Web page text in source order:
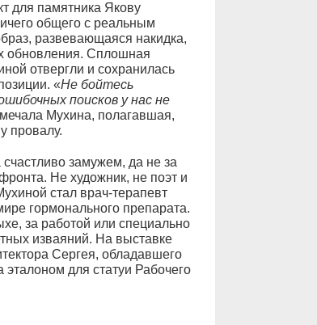
для памятника Якову
общего с реальным
развевающаяся накидка,
обновления. Сплошная
отвергли и сохранилась
«Не бойтесь
поисков у нас не
Мухина, полагавшая,
провалу.
замужем, да не за
Не художник, не поэт и
стал врач-терапевт
гормонального препарата.
за работой или специально
изваяний. На выставке
Сергея, обладавшего
для статуи Рабочего